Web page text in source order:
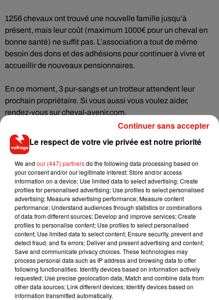
1256 chevaux ont trouvé une nouvelle famille jusqu’à
présent, mais leur coût (maximum 1000€ pour un cheval en
bonne santé) ne suffit pas. L’association a tout de même
besoin des dons et des adhésions pour continuer à vivre et
accueillir de nouveaux pensionnaires.
En ce moment, 3 pur-sangs et un trotteur attendent leur
prochain propriétaire. Si vous aussi vous voulez aider,
rendez-vous surcheval-avenir.com.
Retrouvez cette séquence en podcast
Musique
7 août 2026
RÜFÜS DU SOL annonce un nouvel
album après sa tournée mondiale
Angèle et Amélie Lens dévoilent leur
collaboration tant attendue
Le respect de votre vie privée est notre priorité
We and our (447) partnersdo the following data processing based on
your consent and/or our legitimate interest: Store and/or access
information on a device; Use limited data to select advertising; Create
profiles for personalised advertising; Use profiles to select personalised
advertising; Measure advertising performance; Measure content
performance; Understand audiences through statistics or combinations
of data from different sources; Develop and improve services; Create
profiles to personalise content; Use profiles to select personalised
content; Use limited data to select content; Ensure security, prevent and
detect fraud, and fix errors; Deliver and present advertising and content;
Save and communicate privacy choices. These technologies may
process personal data such as IP address and browsing data to offer
following functionalities: Identify devices based on information actively
requested; Use precise geolocation data; Match and combine data from
other data sources; Link different devices; Identify devices based on
information transmitted automatically.
Continuer sans accepter